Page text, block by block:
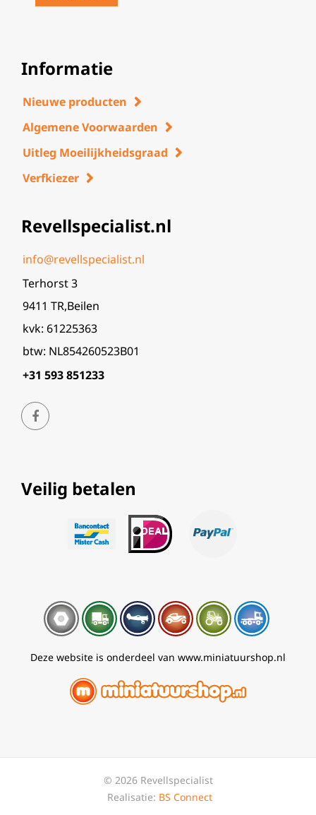
Informatie
Nieuwe producten
Algemene Voorwaarden
Uitleg Moeilijkheidsgraad
Verfkiezer
Revellspecialist.nl
info@revellspecialist.nl
Terhorst 3
9411 TR,Beilen
kvk: 61225363
btw: NL854260523B01
+31 593 851233
Veilig betalen
Deze website is onderdeel van www.miniatuurshop.nl
© 2026 Revellspecialist
Realisatie: BS Connect